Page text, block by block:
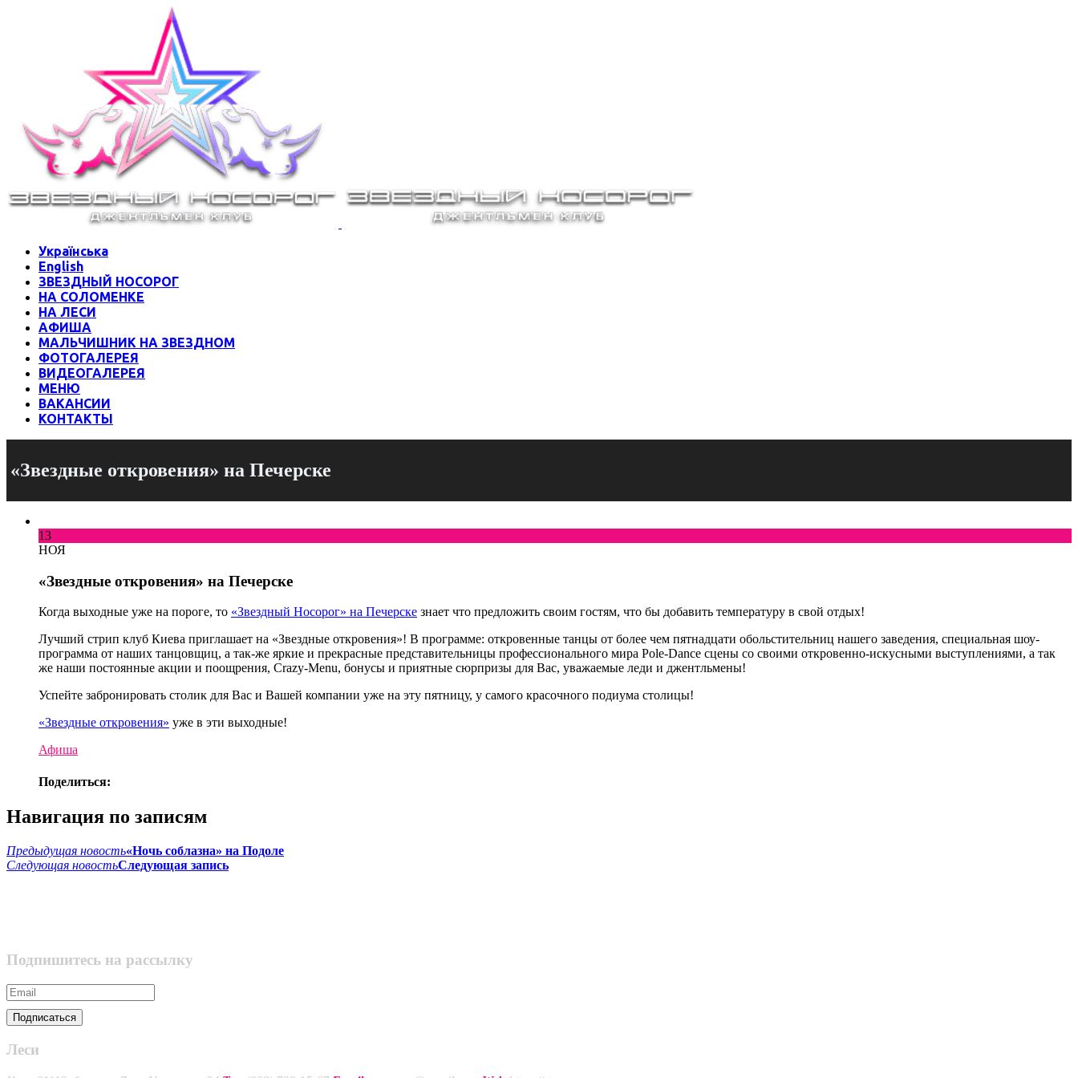
Українська
English
ЗВЕЗДНЫЙ НОСОРОГ
НА СОЛОМЕНКЕ
НА ЛЕСИ
АФИША
МАЛЬЧИШНИК НА ЗВЕЗДНОМ
ФОТОГАЛЕРЕЯ
ВИДЕОГАЛЕРЕЯ
МЕНЮ
ВАКАНСИИ
КОНТАКТЫ
«Звездные откровения» на Печерске
13
НОЯ
«Звездные откровения» на Печерске
Когда выходные уже на пороге, то «Звездный Носорог» на Печерске знает что предложить своим гостям, что бы добавить температуру в свой отдых!
Лучший стрип клуб Киева приглашает на «Звездные откровения»! В программе: откровенные танцы от более чем пятнадцати обольстительниц нашего заведения, специальная шоу-
программа от наших танцовщиц, а так-же яркие и прекрасные представительницы профессионального мира Pole-Dance сцены со своими откровенно-искусными выступлениями, а так
же наши постоянные акции и поощрения, Crazy-Menu, бонусы и приятные сюрпризы для Вас, уважаемые леди и джентльмены!
Успейте забронировать столик для Вас и Вашей компании уже на эту пятницу, у самого красочного подиума столицы!
«Звездные откровения» уже в эти выходные!
Афиша
Поделиться:
Навигация по записям
Предыдущая новость«Ночь соблазна» на Подоле
Следующая новостьСледующая запись
Подпишитесь на рассылку
Леси